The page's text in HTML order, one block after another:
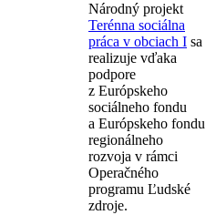
Národný projekt
Terénna sociálna
práca v obciach I sa
realizuje vďaka
podpore
z Európskeho
sociálneho fondu
a Európskeho fondu
regionálneho
rozvoja v rámci
Operačného
programu Ľudské
zdroje.